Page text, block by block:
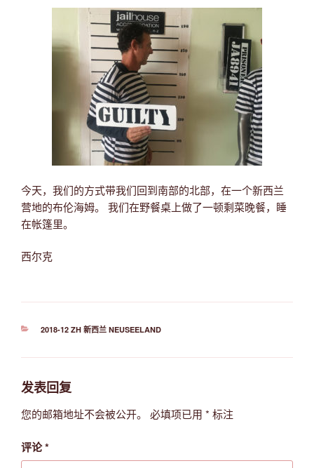
今天，我们的方式带我们回到南部的北部，在一个新西兰
营地的布伦海姆。 我们在野餐桌上做了一顿剩菜晚餐，睡
在帐篷里。
西尔克
分
2018-12 ZH 新西兰 NEUSEELAND
发表回复
您的邮箱地址不会被公开。 必填项已用 * 标注
评论*